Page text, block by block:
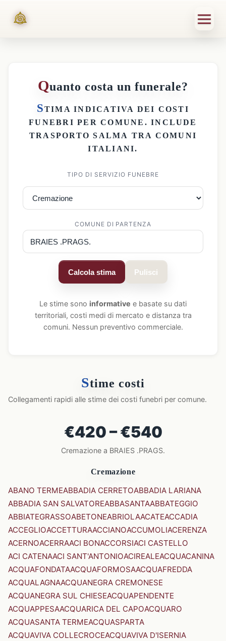
Quanto costa un funerale?
STIMA INDICATIVA DEI COSTI
FUNEBRI PER COMUNE . INCLUDE
TRASPORTO SALMA TRA COMUNI
ITALIANI.
TIPO DI SERVIZIO FUNEBRE
COMUNE DI PARTENZA
Calcola stima Pulisci
Le stime sono informative e basate su dati
territoriali, costi medi di mercato e distanza tra
comuni. Nessun preventivo commerciale.
Stime costi
Collegamenti rapidi alle stime dei costi funebri per comune.
€420 – €540
Cremazione a BRAIES .PRAGS.
Cremazione
ABANO TERMEABBADIA CERRETOABBADIA LARIANA
ABBADIA SAN SALVATOREABBASANTAABBATEGGIO
ABBIATEGRASSOABETONEABRIOLAACATEACCADIA
ACCEGLIOACCETTURAACCIANOACCUMOLIACERENZA
ACERNOACERRAACI BONACCORSIACI CASTELLO
ACI CATENAACI SANT'ANTONIOACIREALEACQUACANINA
ACQUAFONDATAACQUAFORMOSAACQUAFREDDA
ACQUALAGNAACQUANEGRA CREMONESE
ACQUANEGRA SUL CHIESEACQUAPENDENTE
ACQUAPPESAACQUARICA DEL CAPOACQUARO
ACQUASANTA TERMEACQUASPARTA
ACQUAVIVA COLLECROCEACQUAVIVA D'ISERNIA